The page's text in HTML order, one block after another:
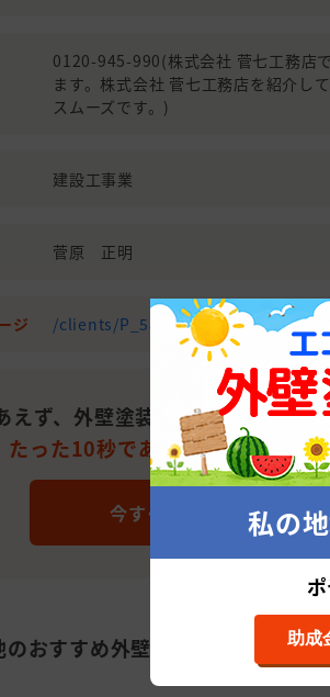
0120-945-990(株式会社 菅七工務店
ます。株式会社 菅七工務店を紹介し
スムーズです。)
建設工事業
菅原 正明
ジ /clients/P_58ede5a73dc4a
えず、外壁塗装の適正価格診断か
たった10秒であなたに会う優良
今すぐ適正相場をチェッ
おすすめ外壁塗装会社
私の
助成